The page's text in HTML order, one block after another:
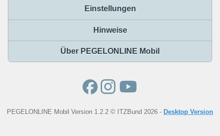
Einstellungen
Hinweise
Über PEGELONLINE Mobil
PEGELONLINE Mobil Version 1.2.2 © ITZBund 2026 - Desktop Version